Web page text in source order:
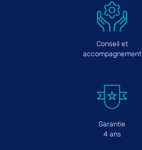
Conseil et
accompagnement
Garantie
4 ans